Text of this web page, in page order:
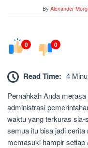
By Alexander
0 0
Read Time: 4
Pernahkah Anda
administrasi
waktu yang terkuras sia-
semua itu bisa jadi
memasuki hampir